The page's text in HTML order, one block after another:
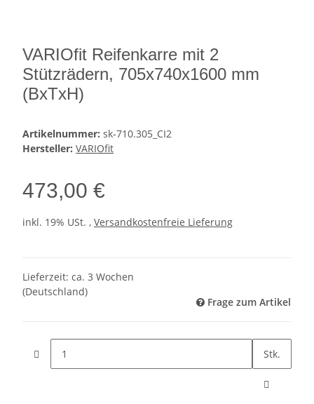
VARIOfit Reifenkarre mit 2
Stützrädern, 705x740x1600 mm
(BxTxH)
Artikelnummer: sk-710.305_CI2
Hersteller: VARIOfit
473,00 €
inkl. 19% USt. , Versandkostenfreie Lieferung
Lieferzeit: ca. 3 Wochen
(Deutschland)
Frage zum Artikel
Stk.